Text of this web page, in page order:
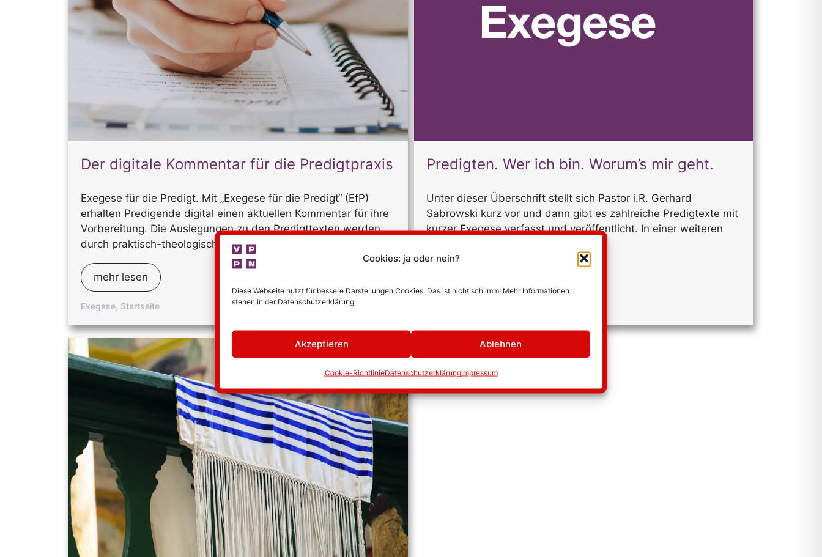
Cookies: ja oder nein?
Diese Webseite nutzt für bessere Darstellungen Cookies. Das ist nicht schlimm! Mehr Informationen
stehen in der Datenschutzerklärung.
Akzeptieren Ablehnen
Cookie-RichtlinieDatenschutzerklärungImpressum
Der digitale Kommentar für die Predigtpraxis
Exegese, Startseite
Exegese für die Predigt. Mit „Exegese für die Predigt“ (EfP)
erhalten Predigende digital einen aktuellen Kommentar für ihre
Vorbereitung. Die Auslegungen zu den Predigttexten werden
durch praktisch-theologische Reflexionen ergänzt, die…
mehr lesen
Predigten. Wer ich bin. Worum’s mir geht.
Unter dieser Überschrift stellt sich Pastor i.R. Gerhard
Sabrowski kurz vor und dann gibt es zahlreiche Predigtexte mit
kurzer Exegese verfasst und veröffentlicht. In einer weiteren